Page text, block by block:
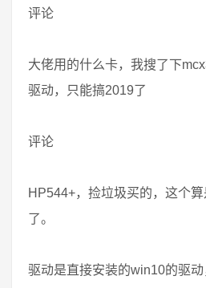
评论
大佬用的什么卡，我搜了下
驱动，只能搞2019了
评论
HP544+，捡垃圾买的，这个
了。
驱动是直接安装的win10的驱